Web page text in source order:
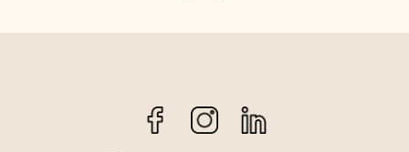
FacebookInstagram